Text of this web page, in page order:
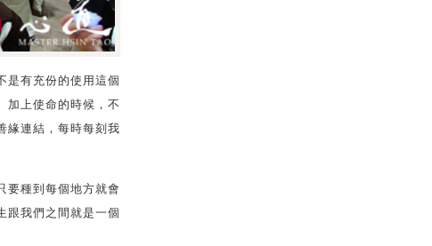
是有充份的使用這個
加上使命的時候，不
緣連結，每時每刻我
要種到每個地方就會
跟我們之間就是一個